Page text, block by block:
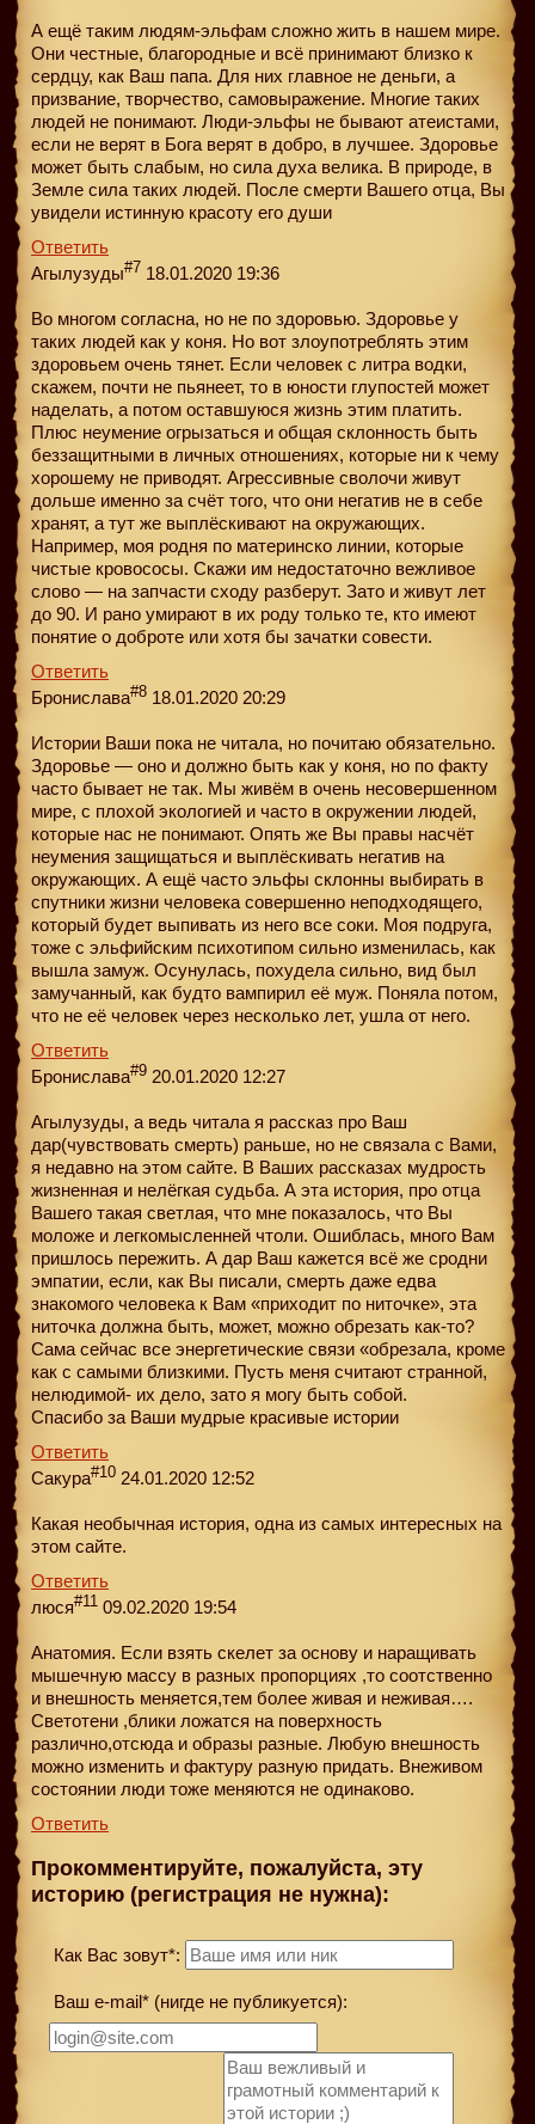
А ещё таким людям-эльфам сложно жить в нашем мире.
Они честные, благородные и всё принимают близко к
сердцу, как Ваш папа. Для них главное не деньги, а
призвание, творчество, самовыражение. Многие таких
людей не понимают. Люди-эльфы не бывают атеистами,
если не верят в Бога верят в добро, в лучшее. Здоровье
может быть слабым, но сила духа велика. В природе, в
Земле сила таких людей. После смерти Вашего отца, Вы
увидели истинную красоту его души
Ответить
Агылузуды#7 18.01.2020 19:36
Во многом согласна, но не по здоровью. Здоровье у
таких людей как у коня. Но вот злоупотреблять этим
здоровьем очень тянет. Если человек с литра водки,
скажем, почти не пьянеет, то в юности глупостей может
наделать, а потом оставшуюся жизнь этим платить.
Плюс неумение огрызаться и общая склонность быть
беззащитными в личных отношениях, которые ни к чему
хорошему не приводят. Агрессивные сволочи живут
дольше именно за счёт того, что они негатив не в себе
хранят, а тут же выплёскивают на окружающих.
Например, моя родня по материнско линии, которые
чистые кровососы. Скажи им недостаточно вежливое
слово — на запчасти сходу разберут. Зато и живут лет
до 90. И рано умирают в их роду только те, кто имеют
понятие о доброте или хотя бы зачатки совести.
Ответить
Бронислава#8 18.01.2020 20:29
Истории Ваши пока не читала, но почитаю обязательно.
Здоровье — оно и должно быть как у коня, но по факту
часто бывает не так. Мы живём в очень несовершенном
мире, с плохой экологией и часто в окружении людей,
которые нас не понимают. Опять же Вы правы насчёт
неумения защищаться и выплёскивать негатив на
окружающих. А ещё часто эльфы склонны выбирать в
спутники жизни человека совершенно неподходящего,
который будет выпивать из него все соки. Моя подруга,
тоже с эльфийским психотипом сильно изменилась, как
вышла замуж. Осунулась, похудела сильно, вид был
замучанный, как будто вампирил её муж. Поняла потом,
что не её человек через несколько лет, ушла от него.
Ответить
Бронислава#9 20.01.2020 12:27
Агылузуды, а ведь читала я рассказ про Ваш
дар(чувствовать смерть) раньше, но не связала с Вами,
я недавно на этом сайте. В Ваших рассказах мудрость
жизненная и нелёгкая судьба. А эта история, про отца
Вашего такая светлая, что мне показалось, что Вы
моложе и легкомысленней чтоли. Ошиблась, много Вам
пришлось пережить. А дар Ваш кажется всё же сродни
эмпатии, если, как Вы писали, смерть даже едва
знакомого человека к Вам «приходит по ниточке», эта
ниточка должна быть, может, можно обрезать как-то?
Сама сейчас все энергетические связи «обрезала, кроме
как с самыми близкими. Пусть меня считают странной,
нелюдимой- их дело, зато я могу быть собой.
Спасибо за Ваши мудрые красивые истории
Ответить
Сакура#10 24.01.2020 12:52
Какая необычная история, одна из самых интересных на
этом сайте.
Ответить
люся#11 09.02.2020 19:54
Анатомия. Если взять скелет за основу и наращивать
мышечную массу в разных пропорциях ,то соотственно
и внешность меняется,тем более живая и неживая….
Светотени ,блики ложатся на поверхность
различно,отсюда и образы разные. Любую внешность
можно изменить и фактуру разную придать. Внеживом
состоянии люди тоже меняются не одинаково.
Ответить
Прокомментируйте, пожалуйста, эту
историю (регистрация не нужна):
Как Вас зовут*:
Ваш e-mail* (нигде не публикуется):